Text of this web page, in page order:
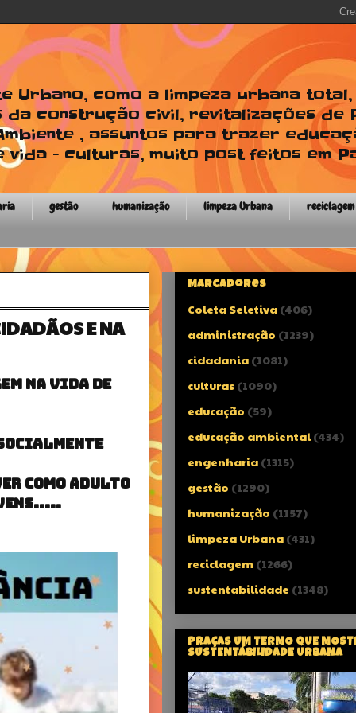
como a limpeza urbana total,
da construção civil, revitalizações de
, assuntos para trazer
vida - culturas, muito post feitos em
gestão humanização limpeza Urbana
reciclagem
E NA
na vida de
como adulto
Marcadores
Coleta Seletiva (406)
administração (1239)
cidadania (1081)
culturas (1090)
educação (59)
educação ambiental (434)
engenharia (1315)
gestão (1290)
humanização (1157)
limpeza Urbana (431)
reciclagem (1266)
sustentabilidade (1348)
PRAÇAS UM TERMO QUE
SUSTENTÁBILIDADE URBANA